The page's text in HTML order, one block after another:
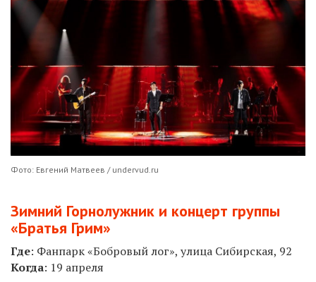
Фото: Евгений Матвеев / undervud.ru
Зимний Горнолужник и концерт группы
«Братья Грим»
Где: Фанпарк «Бобровый лог», улица Сибирская, 92
Когда: 19 апреля